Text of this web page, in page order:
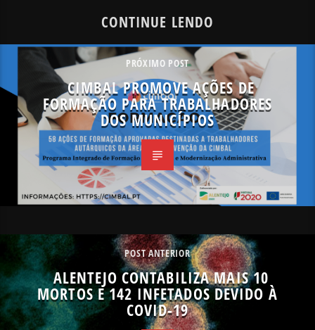
CONTINUE LENDO
PRÓXIMO POST
CIMBAL PROMOVE AÇÕES DE
FORMAÇÃO PARA TRABALHADORES
DOS MUNICÍPIOS
POST ANTERIOR
ALENTEJO CONTABILIZA MAIS 10
MORTOS E 142 INFETADOS DEVIDO À
COVID-19